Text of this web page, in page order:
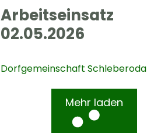
Arbeitseinsatz
02.05.2026
Dorfgemeinschaft Schleberoda
Mehr laden